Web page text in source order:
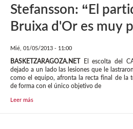
Stefansson: “El
Bruixa d'Or es muy
Mié, 01/05/2013 - 11:00
BASKETZARAGOZA.NET El escolta del
dejado a un lado las lesiones que le
como el equipo, afronta la recta final de la
de forma con el único objetivo de
Leer más